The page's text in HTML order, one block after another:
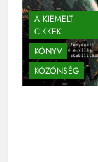
A KIEMELT
CIKKEK
KÖNYV
KÖZÖNSÉG